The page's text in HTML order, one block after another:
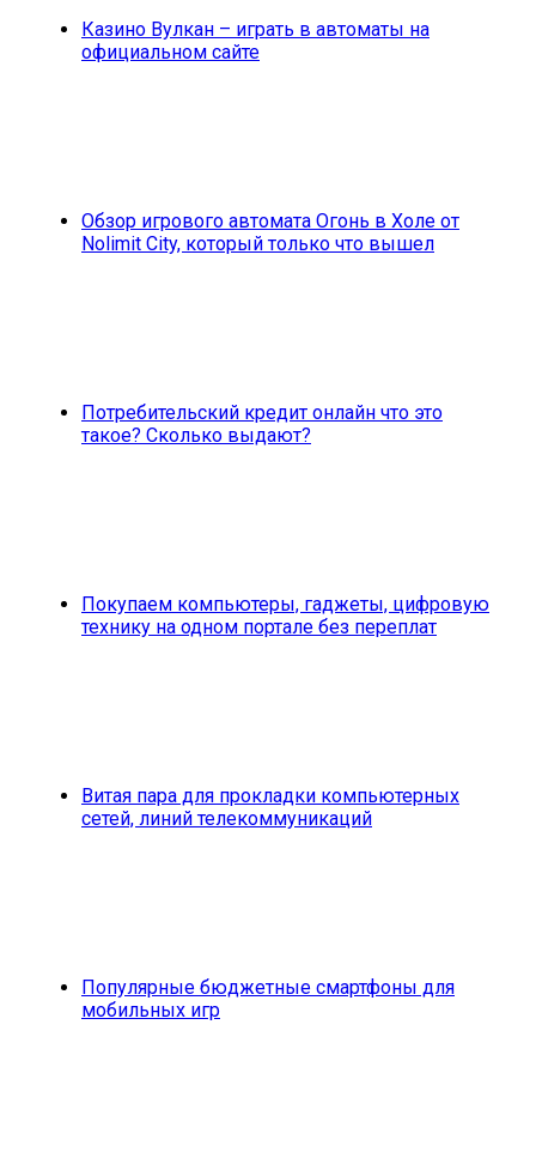
Казино Вулкан – играть в автоматы на
официальном сайте
Обзор игрового автомата Огонь в Холе от
Nolimit City, который только что вышел
Потребительский кредит онлайн что это
такое? Сколько выдают?
Покупаем компьютеры, гаджеты, цифровую
технику на одном портале без переплат
Витая пара для прокладки компьютерных
сетей, линий телекоммуникаций
Популярные бюджетные смартфоны для
мобильных игр